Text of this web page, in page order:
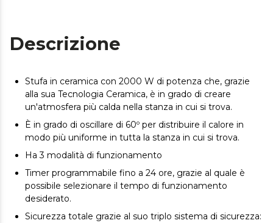
Descrizione
Stufa in ceramica con 2000 W di potenza che, grazie
alla sua Tecnologia Ceramica, è in grado di creare
un'atmosfera più calda nella stanza in cui si trova.
È in grado di oscillare di 60º per distribuire il calore in
modo più uniforme in tutta la stanza in cui si trova.
Ha 3 modalità di funzionamento
Timer programmabile fino a 24 ore, grazie al quale è
possibile selezionare il tempo di funzionamento
desiderato.
Sicurezza totale grazie al suo triplo sistema di sicurezza: